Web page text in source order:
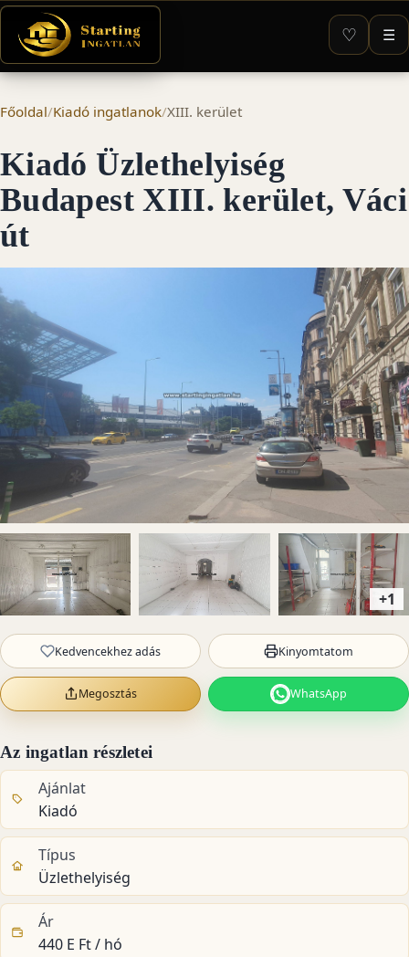
♡ ☰
Főoldal/Kiadó ingatlanok/XIII. kerület
Kiadó Üzlethelyiség
Budapest XIII. kerület, Váci
út
+1
Kedvencekhez adás Kinyomtatom
Megosztás WhatsApp
Az ingatlan részletei
Ajánlat
Kiadó
Típus
Üzlethelyiség
Ár
440 E Ft / hó